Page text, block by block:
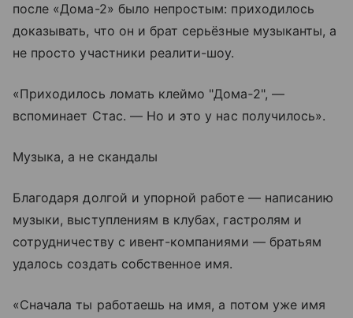
после «Дома-2» было непростым: приходилось
доказывать, что он и брат серьёзные музыканты, а
не просто участники реалити-шоу.
«Приходилось ломать клеймо "Дома‑2", —
вспоминает Стас. — Но и это у нас получилось».
Музыка, а не скандалы
Благодаря долгой и упорной работе — написанию
музыки, выступлениям в клубах, гастролям и
сотрудничеству с ивент-компаниями — братьям
удалось создать собственное имя.
«Сначала ты работаешь на имя, а потом уже имя